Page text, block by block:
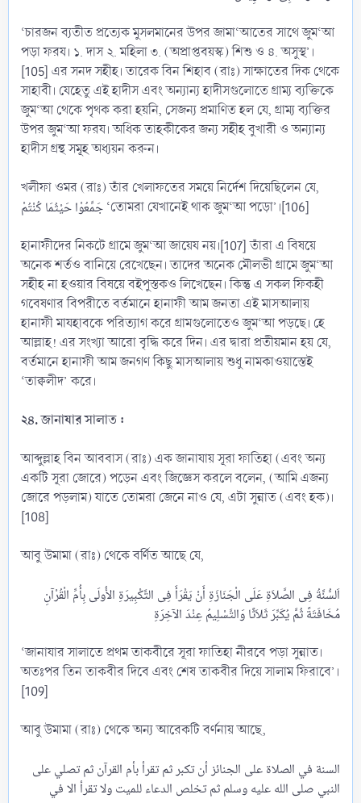
‘চারজন ব্যতীত প্রত্যেক মুসলমানের উপর জামা‘আতের সাথে জুম‘আ
পড়া ফরয। ১. দাস ২. মহিলা ৩. (অপ্রাপ্তবয়স্ক) শিশু ও ৪. অসুস্থ’।
[105] এর সনদ সহীহ। তারেক বিন শিহাব (রাঃ) সাক্ষাতের দিক থেকে
সাহাবী। যেহেতু এই হাদীস এবং অন্যান্য হাদীসগুলোতে গ্রাম্য ব্যক্তিকে
জুম‘আ থেকে পৃথক করা হয়নি, সেজন্য প্রমাণিত হল যে, গ্রাম্য ব্যক্তির
উপর জুম‘আ ফরয। অধিক তাহকীকের জন্য সহীহ বুখারী ও অন্যান্য
হাদীস গ্রন্থ সমূহ অধ্যয়ন করুন।
খলীফা ওমর (রাঃ) তাঁর খেলাফতের সময়ে নির্দেশ দিয়েছিলেন যে,
جَمِّعُوْا حَيْثُمَا كُنْتُمْ ‘তোমরা যেখানেই থাক জুম‘আ পড়ো’।[106]
হানাফীদের নিকটে গ্রামে জুম‘আ জায়েয নয়।[107] তাঁরা এ বিষয়ে
অনেক শর্তও বানিয়ে রেখেছেন। তাদের অনেক মৌলভী গ্রামে জুম‘আ
সহীহ না হওয়ার বিষয়ে বইপুস্তকও লিখেছেন। কিন্তু এ সকল ফিকহী
গবেষণার বিপরীতে বর্তমানে হানাফী আম জনতা এই মাসআলায়
হানাফী মাযহাবকে পরিত্যাগ করে গ্রামগুলোতেও জুম‘আ পড়ছে। হে
আল্লাহ! এর সংখ্যা আরো বৃদ্ধি করে দিন। এর দ্বারা প্রতীয়মান হয় যে,
বর্তমানে হানাফী আম জনগণ কিছু মাসআলায় শুধু নামকাওয়াস্তেই
‘তাক্বলীদ’ করে।
২৪. জানাযার সালাত :
আব্দুল্লাহ বিন আববাস (রাঃ) এক জানাযায় সূরা ফাতিহা (এবং অন্য
একটি সূরা জোরে) পড়েন এবং জিজ্ঞেস করলে বলেন, (আমি এজন্য
জোরে পড়লাম) যাতে তোমরা জেনে নাও যে, এটা সুন্নাত (এবং হক)।
[108]
আবু উমামা (রাঃ) থেকে বর্ণিত আছে যে,
اَلسُّنَّةُ فِى الصَّلاَةِ عَلَى الْجَنَازَةِ أَنْ يَقْرَأَ فِى التَّكْبِيرَةِ الأُولَى بِأُمِّ الْقُرْآنِ
‘জানাযার সালাতে প্রথম তাকবীরে সূরা ফাতিহা নীরবে পড়া সুন্নাত।
অতঃপর তিন তাকবীর দিবে এবং শেষ তাকবীর দিয়ে সালাম ফিরাবে’।
[109]
আবু উমামা (রাঃ) থেকে অন্য আরেকটি বর্ণনায় আছে,
السنة في الصلاة على الجنائز أن تكبر ثم تقرأ بأم القرآن ثم تصلي على
النبي صلى الله عليه وسلم ثم تخلص الدعاء للميت ولا تقرأ الا في